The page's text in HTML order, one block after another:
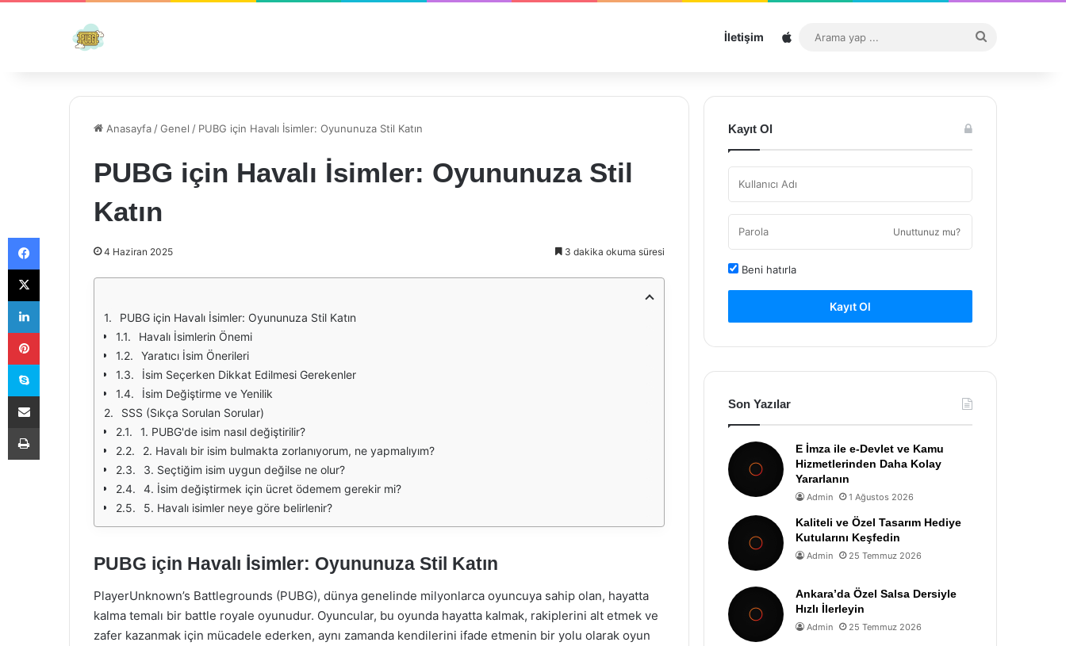
İletişim Sitemap
...
Anasayfa /Genel / PUBG için Havalı İsimler: Oyununuza Stil Katın
PUBG için Havalı İsimler: Oyununuza Stil
Katın
4 Haziran 2025 3 dakika okuma süresi
PUBG için Havalı İsimler: Oyununuza Stil Katın
Havalı İsimlerin Önemi
Yaratıcı İsim Önerileri
İsim Seçerken Dikkat Edilmesi Gerekenler
İsim Değiştirme ve Yenilik
SSS (Sıkça Sorulan Sorular)
1. PUBG'de isim nasıl değiştirilir?
2. Havalı bir isim bulmakta zorlanıyorum, ne yapmalıyım?
3. Seçtiğim isim uygun değilse ne olur?
4. İsim değiştirmek için ücret ödemem gerekir mi?
5. Havalı isimler neye göre belirlenir?
PUBG için Havalı İsimler: Oyununuza Stil Katın
PlayerUnknown’s Battlegrounds (PUBG), dünya genelinde milyonlarca oyuncuya sahip olan, hayatta
kalma temalı bir battle royale oyunudur. Oyuncular, bu oyunda hayatta kalmak, rakiplerini alt etmek ve
zafer kazanmak için mücadele ederken, aynı zamanda kendilerini ifade etmenin bir yolu olarak oyun
Kayıt Ol
Unuttunuz mu?
Beni hatırla
Kayıt Ol
Son Yazılar
E İmza ile e-Devlet ve Kamu
Hizmetlerinden Daha Kolay
Yararlanın
Admin 1 Ağustos 2026
Kaliteli ve Özel Tasarım Hediye
Kutularını Keşfedin
Admin 25 Temmuz 2026
Ankara’da Özel Salsa Dersiyle
Hızlı İlerleyin
Admin 25 Temmuz 2026
Facebook
X
LinkedIn
Pinterest
Skype
E-Posta ile paylaş